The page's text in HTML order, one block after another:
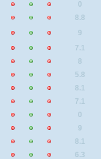
0
8.8
9
7.1
8
5.8
8.1
7.1
0
9
8.1
6.3